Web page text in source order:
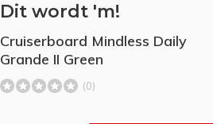
Dit wordt 'm!
Cruiserboard Mindless Daily
Grande II Green
(0)